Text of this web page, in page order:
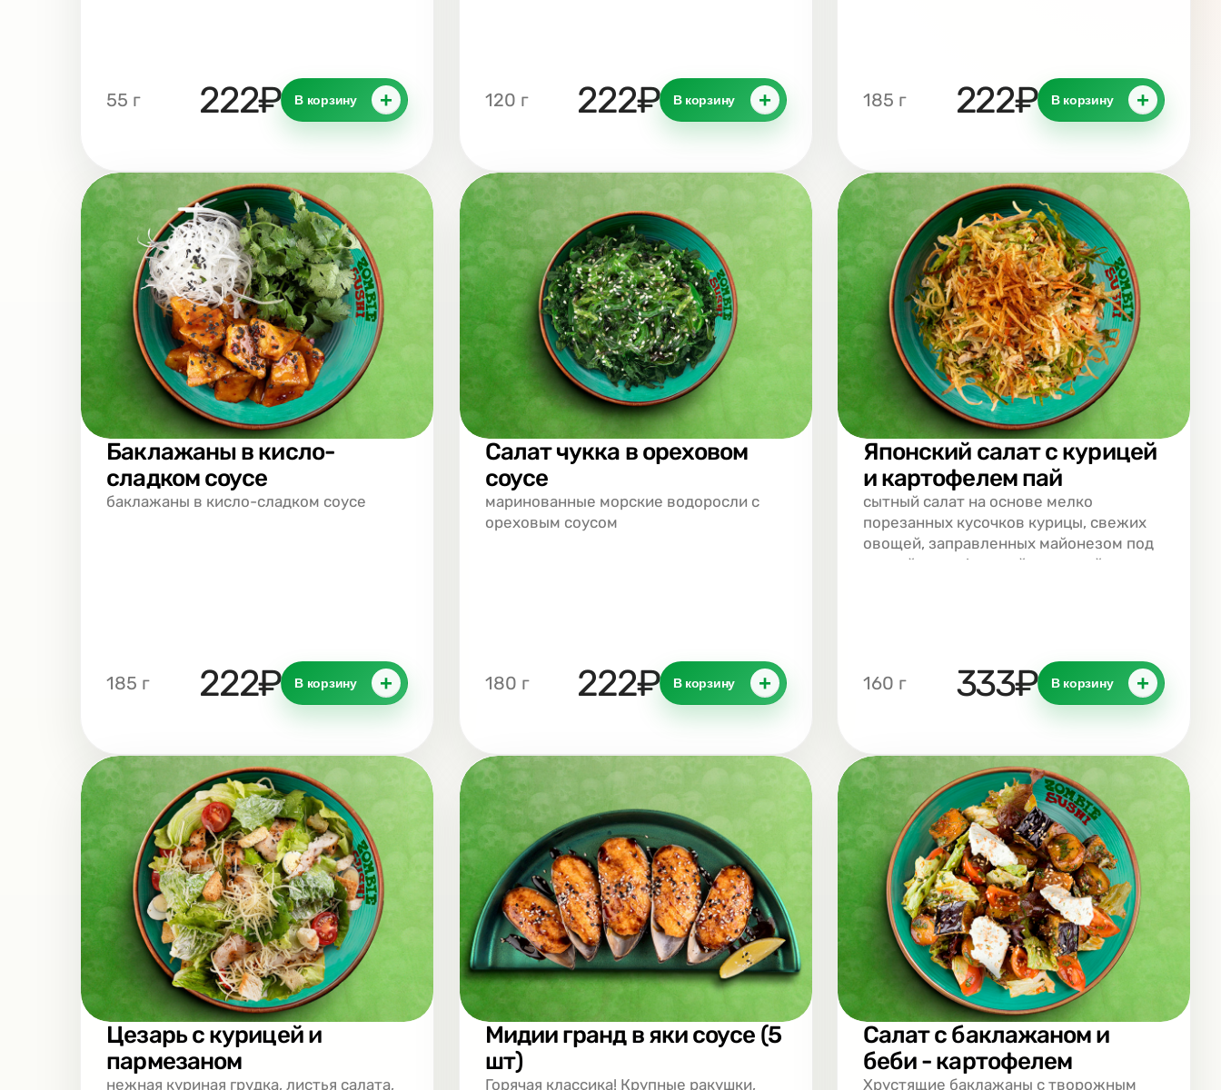
55 г 222₽ В корзину + 120 г 222₽ В корзину + 185 г 222₽ В корзину +
Баклажаны в кисло-
сладком соусе
баклажаны в кисло-сладком соусе
185 г 222₽ В корзину +
Салат чукка в ореховом
соусе
маринованные морские водоросли с
ореховым соусом
180 г 222₽ В корзину +
Японский салат с курицей
и картофелем пай
сытный салат на основе мелко
порезанных кусочков курицы, свежих
овощей, заправленных майонезом под
тонкой картофельной соломкой
160 г 333₽ В корзину +
Цезарь с курицей и
пармезаном
нежная куриная грудка, листья салата,
Мидии гранд в яки соусе (5
шт)
Горячая классика! Крупные ракушки,
Салат с баклажаном и
беби - картофелем
Хрустящие баклажаны с творожным